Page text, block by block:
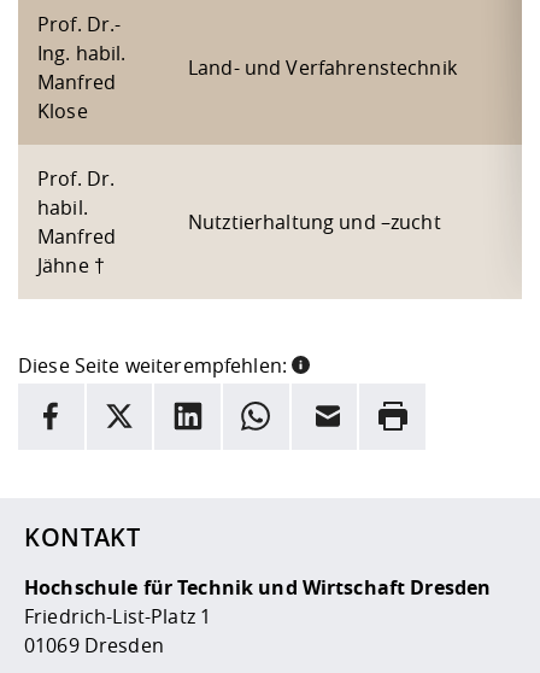
Prof. Dr.-
Ing. habil.
Manfred
Klose
Land- und Verfahrenstechnik
Prof. Dr.
habil.
Manfred
Jähne †
Nutztierhaltung und –zucht
Diese Seite weiterempfehlen:
INFORMATION
Facebook
X LinkedInWhatsappE-Mail Drucken
KONTAKT
Hochschule für Technik und Wirtschaft Dresden
Friedrich-List-Platz 1
01069 Dresden